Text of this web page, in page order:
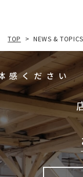
TOP > NEWS & TOPICS
ご体感ください